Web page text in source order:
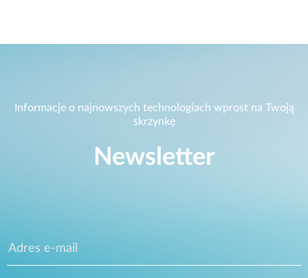
Informacje o najnowszych technologiach wprost na Twoją
skrzynkę
Newsletter